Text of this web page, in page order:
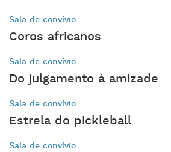
Sala de convívio
Coros africanos
Sala de convívio
Do julgamento à amizade
Sala de convívio
Estrela do pickleball
Sala de convívio